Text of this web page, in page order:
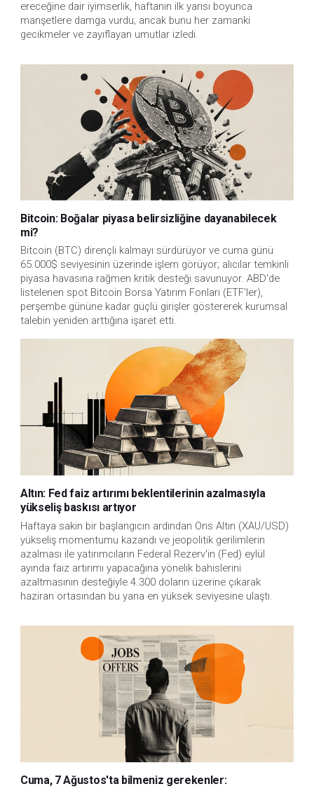
ereceğine dair iyimserlik, haftanın ilk yarısı boyunca
manşetlere damga vurdu; ancak bunu her zamanki
gecikmeler ve zayıflayan umutlar izledi.
Bitcoin: Boğalar piyasa belirsizliğine dayanabilecek
mi?
Bitcoin (BTC) dirençli kalmayı sürdürüyor ve cuma günü
65.000$ seviyesinin üzerinde işlem görüyor; alıcılar temkinli
piyasa havasına rağmen kritik desteği savunuyor. ABD'de
listelenen spot Bitcoin Borsa Yatırım Fonları (ETF'ler),
perşembe gününe kadar güçlü girişler göstererek kurumsal
talebin yeniden arttığına işaret etti.
Altın: Fed faiz artırımı beklentilerinin azalmasıyla
yükseliş baskısı artıyor
Haftaya sakin bir başlangıcın ardından Ons Altın (XAU/USD)
yükseliş momentumu kazandı ve jeopolitik gerilimlerin
azalması ile yatırımcıların Federal Rezerv'in (Fed) eylül
ayında faiz artırımı yapacağına yönelik bahislerini
azaltmasının desteğiyle 4.300 doların üzerine çıkarak
haziran ortasından bu yana en yüksek seviyesine ulaştı.
Cuma, 7 Ağustos'ta bilmeniz gerekenler: